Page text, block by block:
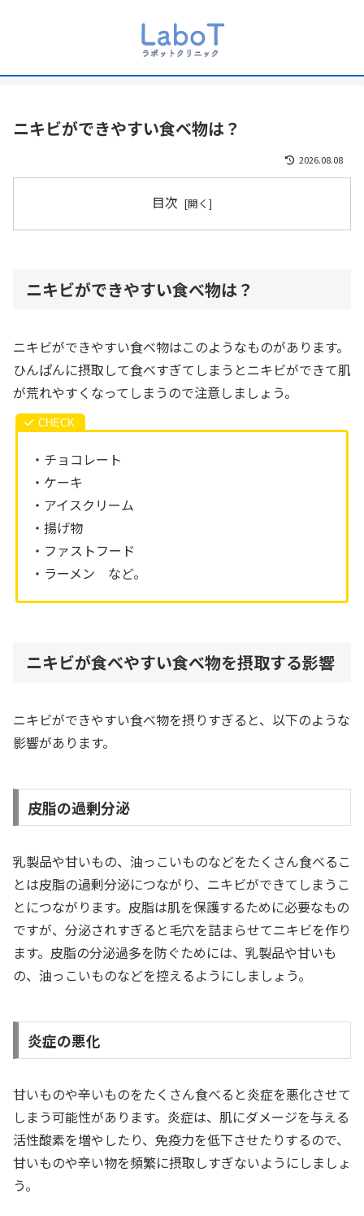
ニキビができやすい食べ物は？
2026.08.08
目次
ニキビができやすい食べ物は？
ニキビができやすい食べ物はこのようなものがあります。
ひんぱんに摂取して食べすぎてしまうとニキビができて肌
が荒れやすくなってしまうので注意しましょう。
・チョコレート
・ケーキ
・アイスクリーム
・揚げ物
・ファストフード
・ラーメン など。
ニキビが食べやすい食べ物を摂取する影響
ニキビができやすい食べ物を摂りすぎると、以下のような
影響があります。
皮脂の過剰分泌
乳製品や甘いもの、油っこいものなどをたくさん食べるこ
とは皮脂の過剰分泌につながり、ニキビができてしまうこ
とにつながります。皮脂は肌を保護するために必要なもの
ですが、分泌されすぎると毛穴を詰まらせてニキビを作り
ます。皮脂の分泌過多を防ぐためには、乳製品や甘いも
の、油っこいものなどを控えるようにしましょう。
炎症の悪化
甘いものや辛いものをたくさん食べると炎症を悪化させて
しまう可能性があります。炎症は、肌にダメージを与える
活性酸素を増やしたり、免疫力を低下させたりするので、
甘いものや辛い物を頻繁に摂取しすぎないようにしましょ
う。